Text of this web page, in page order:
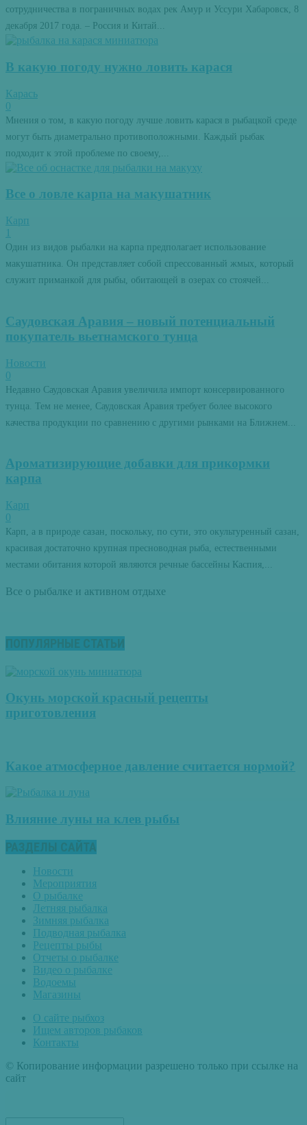
сотрудничества в пограничных водах рек Амур и Уссури Хабаровск, 8
декабря 2017 года. – Россия и Китай...
В какую погоду нужно ловить карася
Карась
0
Мнения о том, в какую погоду лучше ловить карася в рыбацкой среде
могут быть диаметрально противоположными. Каждый рыбак
подходит к этой проблеме по своему,...
Все о ловле карпа на макушатник
Карп
1
Один из видов рыбалки на карпа предполагает использование
макушатника. Он представляет собой спрессованный жмых, который
служит приманкой для рыбы, обитающей в озерах со стоячей...
Саудовская Аравия – новый потенциальный
покупатель вьетнамского тунца
Новости
0
Недавно Саудовская Аравия увеличила импорт консервированного
тунца. Тем не менее, Саудовская Аравия требует более высокого
качества продукции по сравнению с другими рынками на Ближнем...
Ароматизирующие добавки для прикормки
карпа
Карп
0
Карп, а в природе сазан, поскольку, по сути, это окультуренный сазан,
красивая достаточно крупная пресноводная рыба, естественными
местами обитания которой являются речные бассейны Каспия,...
Все о рыбалке и активном отдыхе
ПОПУЛЯРНЫЕ СТАТЬИ
Окунь морской красный рецепты
приготовления
Какое атмосферное давление считается нормой?
Влияние луны на клев рыбы
РАЗДЕЛЫ САЙТА
Новости
Мероприятия
О рыбалке
Летняя рыбалка
Зимняя рыбалка
Подводная рыбалка
Рецепты рыбы
Отчеты о рыбалке
Видео о рыбалке
Водоемы
Магазины
О сайте рыбхоз
Ищем авторов рыбаков
Контакты
© Копирование информации разрешено только при ссылке на
сайт